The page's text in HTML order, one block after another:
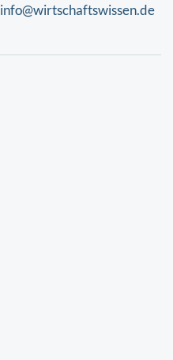
info@wirtschaftswissen.de